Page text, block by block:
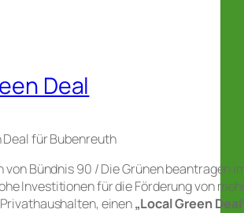
Deal
Deal für Bubenreuth
von Bündnis 90 / Die Grünen beantragen
Investitionen für die Förderung von
einen„Local Green